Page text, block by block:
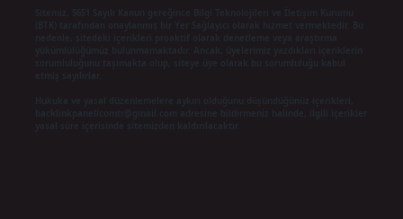
Sitemiz, 5651 Sayılı Kanun gereğince Bilgi Teknolojileri ve İletişim Kurumu
(BTK) tarafından onaylanmış bir Yer Sağlayıcı olarak hizmet vermektedir. Bu
nedenle, sitedeki içerikleri proaktif olarak denetleme veya araştırma
yükümlülüğümüz bulunmamaktadır. Ancak, üyelerimiz yazdıkları içeriklerin
Hukuka ve yasal düzenlemelere aykırı olduğunu düşündüğünüz içerikleri,